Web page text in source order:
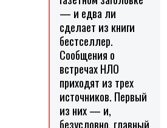
— и едва ли
сделает из книги
бестселлер.
Сообщения о
встречах НЛО
приходят из трех
источников. Первый
из них — и,
безусловно, главный